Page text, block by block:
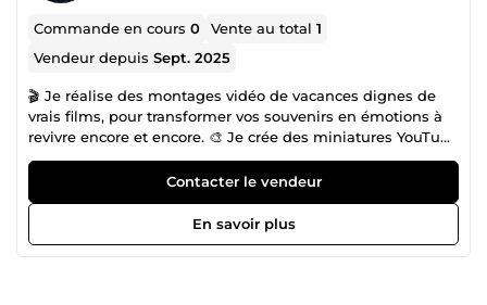
Commande en cours0 Vente au total1
Vendeur depuisSept. 2025
🎬 Je réalise des montages vidéo de vacances dignes de
vrais films, pour transformer vos souvenirs en émotions à
revivre encore et encore. 🎨 Je crée des miniatures YouTube
percutantes, optimisées pour attirer l’attention et booster
vos vues. 📚 J’accompagne les auteurs sur Amazon KDP
avec des couvertures professionnelles et des intérieurs
prêts à publier. 🌿 Je propose aussi des méditations
guidées personnalisées, pour un moment de détente
Contacter le vendeur
En savoir plus